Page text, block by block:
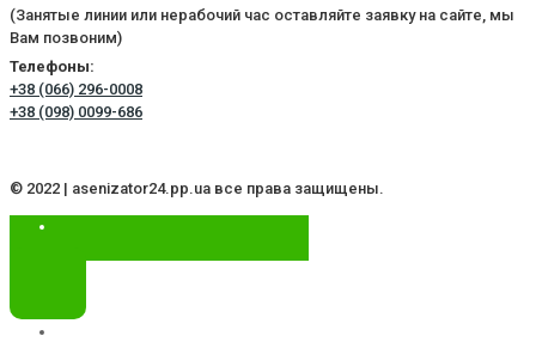
(Занятые линии или нерабочий час оставляйте заявку на сайте, мы
Вам позвоним)
Телефоны:
+38 (066) 296-0008
+38 (098) 0099-686
© 2022 | asenizator24.pp.ua все права защищены.